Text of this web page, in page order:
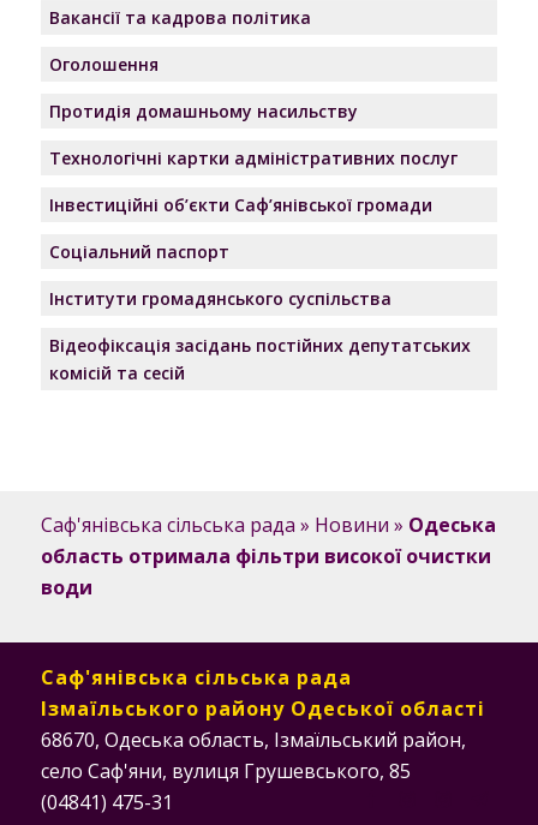
Вакансії та кадрова політика
Оголошення
Протидія домашньому насильству
Технологічні картки адміністративних послуг
Інвестиційні об’єкти Саф’янівської громади
Соціальний паспорт
Інститути громадянського суспільства
Відеофіксація засідань постійних депутатських
комісій та сесій
Саф'янівська сільська рада » Новини » Одеська
область отримала фільтри високої очистки
води
Саф'янівська сільська рада
Ізмаїльського району Одеської області
68670, Одеська область, Ізмаїльський район,
село Саф'яни, вулиця Грушевського, 85
(04841) 475-31